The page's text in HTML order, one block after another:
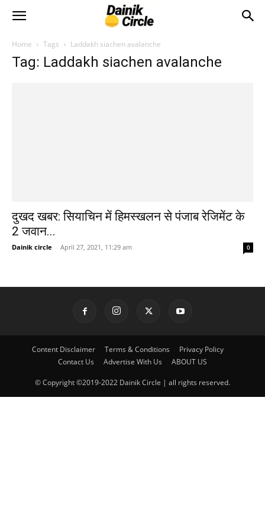
Home Tags Laddakh siachen avalanche
Tag: Laddakh siachen avalanche
दुखद खबर: सियाचिन में हिमस्खलन से पंजाब रेजिमेंट के
2 जवान...
Dainik circle - April 27, 2021, 11:29 am 0
Content Disclaimer Terms & Conditions
Privacy Policy
Contact Us
Advertise With Us ABOUT US
© Copyright ©2019-2022 Dainik Circle | all rights reserved.